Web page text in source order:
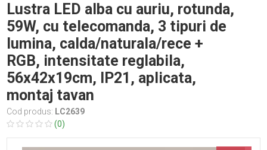
Lustra LED alba cu auriu, rotunda,
59W, cu telecomanda, 3 tipuri de
lumina, calda/naturala/rece +
RGB, intensitate reglabila,
56x42x19cm, IP21, aplicata,
montaj tavan
Cod produs: LC2639
(0)